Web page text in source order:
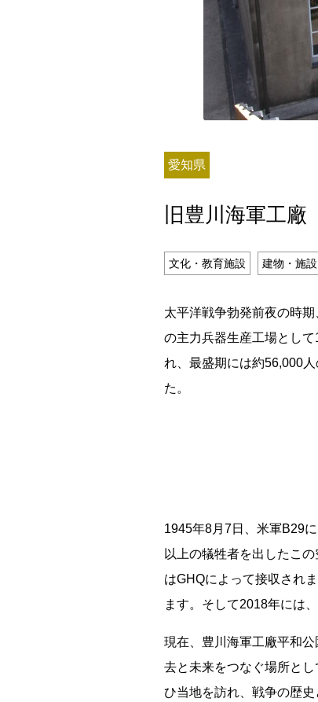
※24時間以内
釧路市立柏木小学校 閉校
能勢電鉄1700系 引退
Final
愛知県
旧豊川海軍工廠
文化・教育施設 建物・施設
太平洋戦争勃発前夜の時
の主力兵器生産工場とし
れ、最盛期には約56,000
た。
1945年8月7日、米軍B29
以上の犠牲者を出したこ
はGHQによって接収され
ます。そして2018年には
現在、豊川海軍工廠平和
去と未来をつなぐ場所と
ひ当地を訪れ、戦争の歴